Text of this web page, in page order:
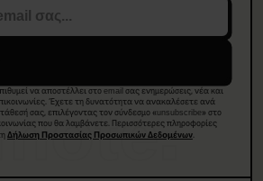
να αποστέλλει στο email σας ενημερώσεις, νέα και
Έχετε τη δυνατότητα να ανακαλέσετε ανά
σας, επιλέγοντας τον σύνδεσμο «unsubscribe» στο
που θα λαμβάνετε. Περισσότερες πληροφορίες
Δήλωση Προστασίας Προσωπικών Δεδομένων.